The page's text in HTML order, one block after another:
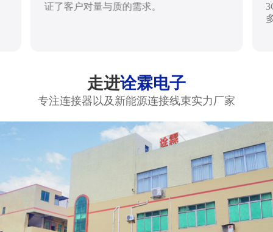
证了客户对量与质的需求。
走进诠霖电子
专注连接器以及新能源连接线束实力厂家